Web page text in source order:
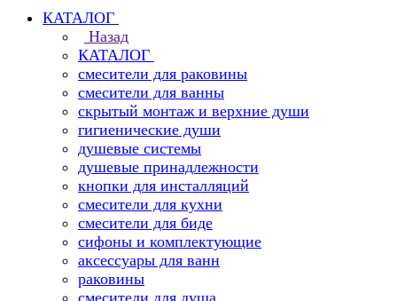
КАТАЛОГ
Назад
КАТАЛОГ
смесители для раковины
смесители для ванны
скрытый монтаж и верхние души
гигиенические души
душевые системы
душевые принадлежности
кнопки для инсталляций
смесители для кухни
смесители для биде
сифоны и комплектующие
аксессуары для ванн
раковины
смесители для душа